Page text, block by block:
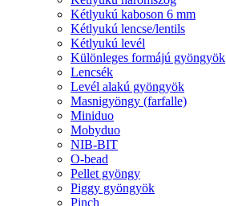
Kétlyukú kaboson 6 mm
Kétlyukú lencse/lentils
Kétlyukú levél
Különleges formájú gyöngyök
Lencsék
Levél alakú gyöngyök
Masnigyöngy (farfalle)
Miniduo
Mobyduo
NIB-BIT
O-bead
Pellet gyöngy
Piggy gyöngyök
Pinch